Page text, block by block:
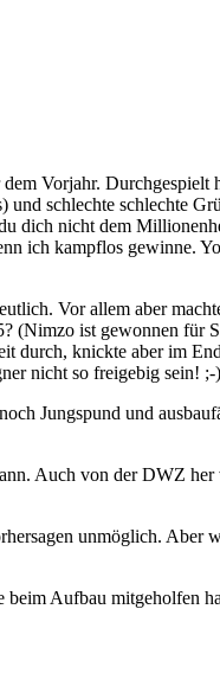
Vorjahr. Durchgespielt
schlechte schlechte
dich nicht dem
ich kampflos gewinne.
Vor allem aber
(Nimzo ist gewonnen für
durch, knickte aber im
nicht so freigebig sein! ;-)
Jungspund und
Auch von der DWZ her
unmöglich. Aber
Aufbau mitgeholfen